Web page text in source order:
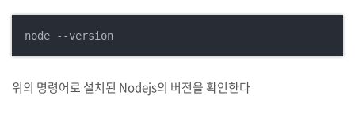
node --version
위의 명령어로 설치된 Nodejs의 버전을 확인한다